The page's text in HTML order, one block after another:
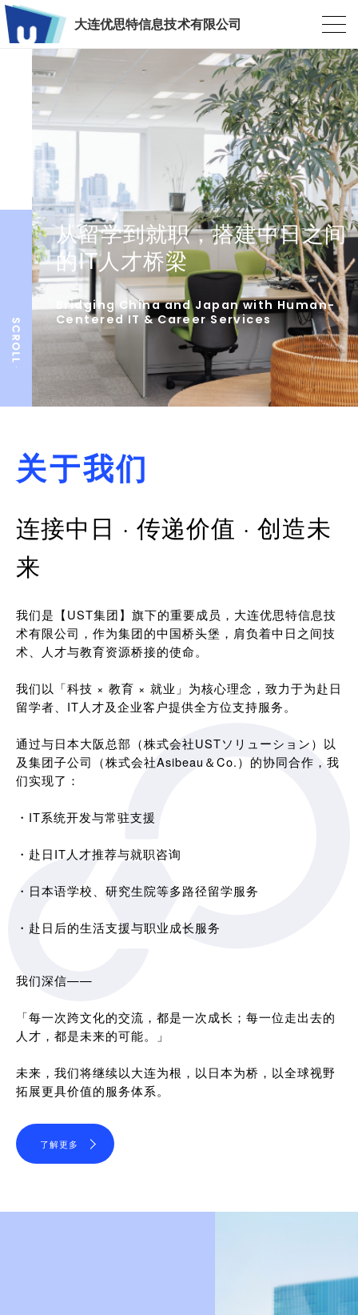
大连优思特信息技术有限公司
从留学到就职，搭建中日之间
的IT人才桥梁
Bridging China and Japan with Human-
Centered IT & Career Services
关于我们
连接中日 · 传递价值 · 创造未
来
我们是【UST集团】旗下的重要成员，大连优思特信息技
术有限公司，作为集团的中国桥头堡，肩负着中日之间技
术、人才与教育资源桥接的使命。
我们以「科技 × 教育 × 就业」为核心理念，致力于为赴日
留学者、IT人才及企业客户提供全方位支持服务。
通过与日本大阪总部（株式会社USTソリューション）以
及集团子公司（株式会社Asibeau＆Co.）的协同合作，我
们实现了：
・IT系统开发与常驻支援
・赴日IT人才推荐与就职咨询
・日本语学校、研究生院等多路径留学服务
・赴日后的生活支援与职业成长服务
我们深信——
「每一次跨文化的交流，都是一次成长；每一位走出去的
人才，都是未来的可能。」
未来，我们将继续以大连为根，以日本为桥，以全球视野
拓展更具价值的服务体系。
了解更多